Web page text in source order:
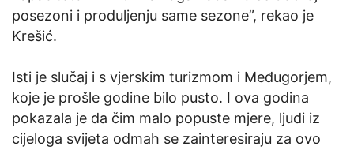
posezoni i produljenju same sezone”, rekao je
Krešić.
Isti je slučaj i s vjerskim turizmom i Međugorjem,
koje je prošle godine bilo pusto. I ova godina
pokazala je da čim malo popuste mjere, ljudi iz
cijeloga svijeta odmah se zainteresiraju za ovo